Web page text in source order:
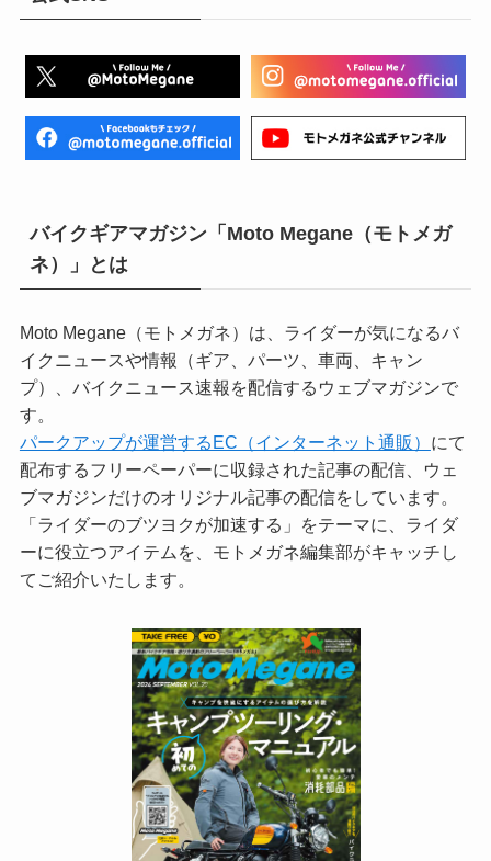
バイクギアマガジン「Moto Megane（モトメガ
ネ）」とは
Moto Megane（モトメガネ）は、ライダーが気になるバ
イクニュースや情報（ギア、パーツ、車両、キャン
プ）、バイクニュース速報を配信するウェブマガジンで
す。
パークアップが運営するEC（インターネット通販） にて
配布するフリーペーパーに収録された記事の配信、ウェ
ブマガジンだけのオリジナル記事の配信をしています。
「ライダーのブツヨクが加速する」をテーマに、ライダ
ーに役立つアイテムを、モトメガネ編集部がキャッチし
てご紹介いたします。